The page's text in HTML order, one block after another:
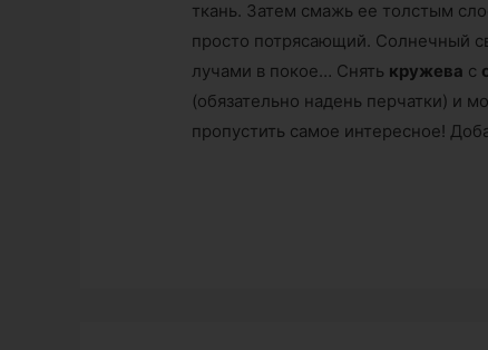
ткань. Затем смажь ее толстым
просто потрясающий. Солнечный
лучами в покое… Снять кружева с
(обязательно надень перчатки) и
пропустить самое интересное!